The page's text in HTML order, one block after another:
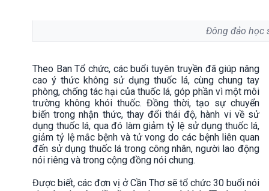
Đông đảo học
Theo Ban Tổ chức, các buổi tuyên truyền đã giúp nâng
cao ý thức không sử dụng thuốc lá, cùng chung tay
phòng, chống tác hại của thuốc lá, góp phần vì một môi
trường không khói thuốc. Đồng thời, tạo sự chuyển
biến trong nhận thức, thay đổi thái độ, hành vi về sử
dụng thuốc lá, qua đó làm giảm tỷ lệ sử dụng thuốc lá,
giảm tỷ lệ mắc bệnh và tử vong do các bệnh liên quan
đến sử dụng thuốc lá trong công nhân, người lao động
nói riêng và trong cộng đồng nói chung.
Được biết, các đơn vị ở Cần Thơ sẽ tổ chức 30 buổi nói